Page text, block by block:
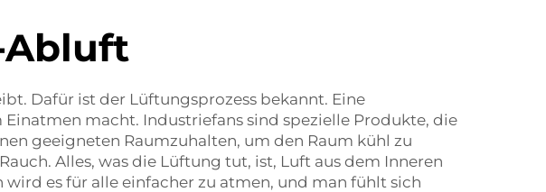
Dafür ist der Lüftungsprozess bekannt. Eine
macht. Industriefans sind spezielle Produkte, die
geeigneten Raumzuhalten, um den Raum kühl zu
Alles, was die Lüftung tut, ist, Luft aus dem Inneren
es für alle einfacher zu atmen, und man fühlt sich